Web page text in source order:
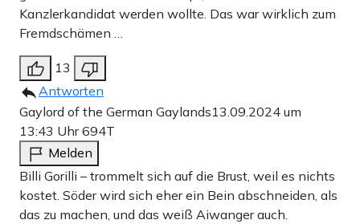
Kanzlerkandidat werden wollte. Das war wirklich zum
Fremdschämen …
13
Antworten
Gaylord of the German Gaylands13.09.2024 um
13:43 Uhr694T
Melden
Billi Gorilli – trommelt sich auf die Brust, weil es nichts
kostet. Söder wird sich eher ein Bein abschneiden, als
das zu machen, und das weiß Aiwanger auch.